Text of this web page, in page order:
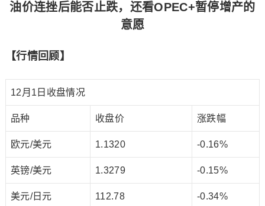
油价连挫后能否止跌，还看OPEC+暂停增产的
意愿
【行情回顾】
12月1日收盘情况
品种 收盘价 涨跌幅
欧元/美元 1.1320 -0.16%
英镑/美元 1.3279 -0.15%
美元/日元 112.78 -0.34%